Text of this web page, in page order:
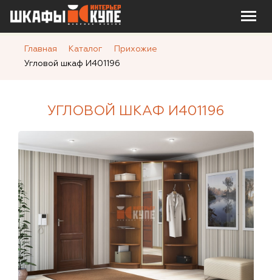
Главная Каталог
Прихожие
Угловой шкаф И401196
УГЛОВОЙ ШКАФ И401196